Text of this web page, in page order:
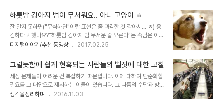
지식과 정보의 기록이라고 할 수 있습니..
우 직접적이지 않기 때문에 어떤 사안들을 감정이 개입되지 않으면서
도 받아들일 수 있다는 점입니다. 특히 참고하고자 하는 경우 정말 좋
다고 생각합니다. 단, 그러기 위해서는 충동구매처럼 휘둘리는 마음이
어서는 안 된다는 겁니다. 이것이 쉽지 않은 게 인터넷이라는 공간이,
아니 현 세상이 지닌 구조적 문제가 사람을 혹하게 만드는 성향이 많아
못 될지 모른다고 하는 강박이나 ..
하룻밤 강아지 범이 무서워요.. 아니 고양이 ㅎ
잘 알지 못하면("무식하면"이란 표현은 좀 과격한 것 같아서... ㅎ) 용
감하다고 했나요?"하룻밤 강아지 범 무서운 줄 모른다"는 속담은 이를
비유하는 말이기도 할 겁니다. 개가 짖는 이유에 대해 저만 그렇게 느
우거나 가까이서 관심 있게 보셨다면 그런 생각이 드셨을지도 모르겠
습니다. 많은 경우에 개가 짖는 건 맞닥뜨린 상황을 무서워하기 때문이
라고 말이죠. 뭐~ 이걸 모든 개가 그래서 짖는다고 일반화시킬 순 없을
것이고, 그런 이유를 설명하려고 하는 건 더더욱 아닙니다. 인터넷이
좋은 건 무엇보다 정보를 접하고, 접한 그 정보를 내 구미에 맞게 수취
디지털이야기/추천 동영상 2017.02.25
그럴듯함에 쉽게 현혹되는 사람들의 뻘짓에 대한 고찰
세상 문제들이 어려운 건 복잡하기 때문입니다. 이에 대하여 단순화할
필요를 그 대안으로 제시하는 이들이 있습니다. 그 나름의 수단과 방안
제시로 받아들이는 것이라면 모를까 복잡한 문제를 단순화하는 것이
생각을정리하며 2016.11.03